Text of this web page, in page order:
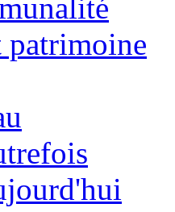
patrimoine